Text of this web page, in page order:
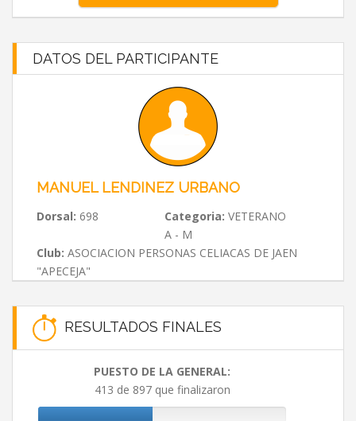
DATOS DEL PARTICIPANTE
MANUEL LENDINEZ URBANO
Dorsal: 698 Categoria: VETERANO
A - M
Club: ASOCIACION PERSONAS CELIACAS DE JAEN
"APECEJA"
RESULTADOS FINALES
PUESTO DE LA GENERAL:
413 de 897 que finalizaron